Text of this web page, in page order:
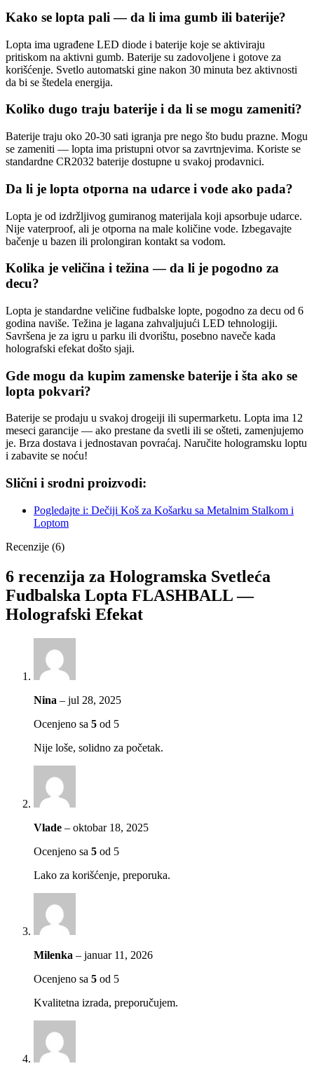
Kako se lopta pali — da li ima gumb ili baterije?
Lopta ima ugrađene LED diode i baterije koje se aktiviraju
pritiskom na aktivni gumb. Baterije su zadovoljene i gotove za
korišćenje. Svetlo automatski gine nakon 30 minuta bez aktivnosti
da bi se štedela energija.
Koliko dugo traju baterije i da li se mogu zameniti?
Baterije traju oko 20-30 sati igranja pre nego što budu prazne. Mogu
se zameniti — lopta ima pristupni otvor sa zavrtnjevima. Koriste se
standardne CR2032 baterije dostupne u svakoj prodavnici.
Da li je lopta otporna na udarce i vode ako pada?
Lopta je od izdržljivog gumiranog materijala koji apsorbuje udarce.
Nije vaterproof, ali je otporna na male količine vode. Izbegavajte
bačenje u bazen ili prolongiran kontakt sa vodom.
Kolika je veličina i težina — da li je pogodno za
decu?
Lopta je standardne veličine fudbalske lopte, pogodno za decu od 6
godina naviše. Težina je lagana zahvaljujući LED tehnologiji.
Savršena je za igru u parku ili dvorištu, posebno naveče kada
holografski efekat došto sjaji.
Gde mogu da kupim zamenske baterije i šta ako se
lopta pokvari?
Baterije se prodaju u svakoj drogeiji ili supermarketu. Lopta ima 12
meseci garancije — ako prestane da svetli ili se ošteti, zamenjujemo
je. Brza dostava i jednostavan povraćaj. Naručite hologramsku loptu
i zabavite se noću!
Slični i srodni proizvodi:
Pogledajte i: Dečiji Koš za Košarku sa Metalnim Stalkom i
Loptom
Recenzije (6)
6 recenzija za Hologramska Svetleća
Fudbalska Lopta FLASHBALL —
Holografski Efekat
Nina – jul 28, 2025
Ocenjeno sa 5 od 5
Nije loše, solidno za početak.
Vlade – oktobar 18, 2025
Ocenjeno sa 5 od 5
Lako za korišćenje, preporuka.
Milenka – januar 11, 2026
Ocenjeno sa 5 od 5
Kvalitetna izrada, preporučujem.